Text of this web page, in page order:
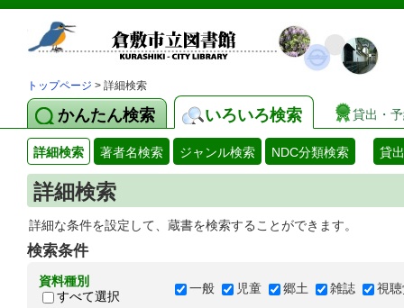
トップページ > 詳細検索
かんたん検索 いろいろ検索 貸出・
詳細検索 著者名検索 ジャンル検索 NDC分類検索 貸
詳細検索
詳細な条件を設定して、蔵書を検索することができます。
検索条件
資料種別
すべて選択
一般 児童 郷土 雑誌 視